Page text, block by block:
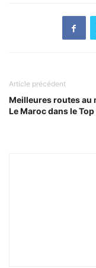
Article précédent
Meilleures routes au
Le Maroc dans le